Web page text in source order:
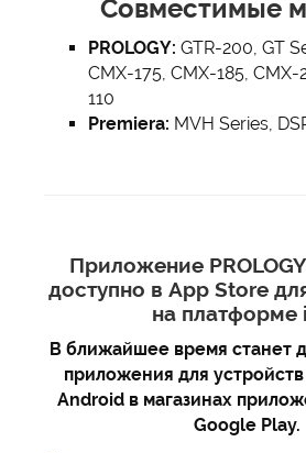
Совместимые
PROLOGY: GTR-200, GT
CMX-175, CMX-185, CMX-
110
Premiera: MVH Series,
Приложение
доступно в App Store
на платформе
В ближайшее время станет
приложения для
Android в магазинах
Google Play.